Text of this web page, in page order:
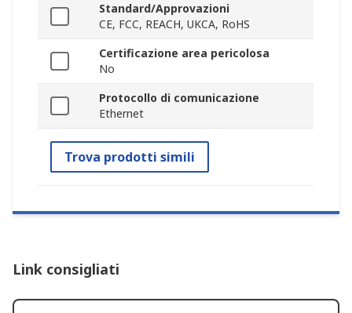
Standard/Approvazioni
CE, FCC, REACH, UKCA, RoHS
Certificazione area pericolosa
No
Protocollo di comunicazione
Ethernet
Trova prodotti simili
Link consigliati